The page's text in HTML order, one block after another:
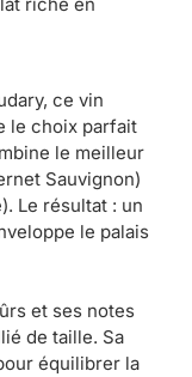
ce vin
le choix parfait
le meilleur
Sauvignon)
Le résultat : un
le palais
et ses notes
de taille. Sa
équilibrer la